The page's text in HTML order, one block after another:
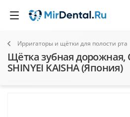
Ирригаторы и щётки для полости рта
Щётка зубная дорожная,
SHINYEI KAISHA (Япония)